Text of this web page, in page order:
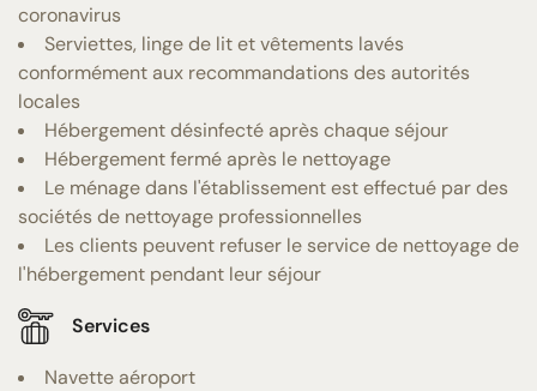
coronavirus
Serviettes, linge de lit et vêtements lavés
conformément aux recommandations des autorités
locales
Hébergement désinfecté après chaque séjour
Hébergement fermé après le nettoyage
Le ménage dans l'établissement est effectué par des
sociétés de nettoyage professionnelles
Les clients peuvent refuser le service de nettoyage de
l'hébergement pendant leur séjour
Services
Navette aéroport